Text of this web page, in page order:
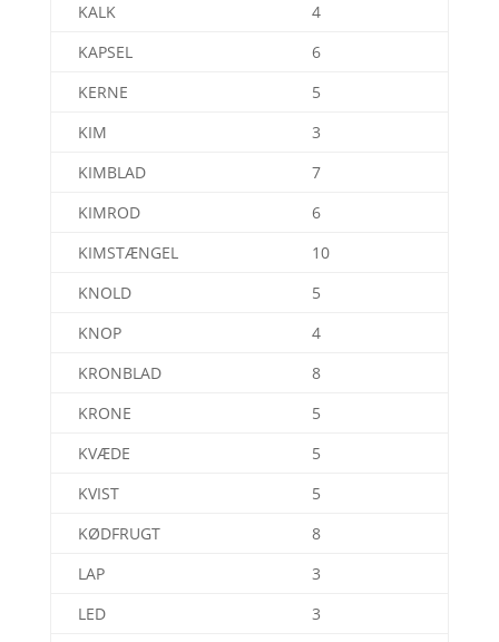
KALK
4
KAPSEL
6
KERNE
5
KIM
3
KIMBLAD
7
KIMROD
6
KIMSTÆNGEL
10
KNOLD
5
KNOP
4
KRONBLAD
8
KRONE
5
KVÆDE
5
KVIST
5
KØDFRUGT
8
LAP
3
LED
3